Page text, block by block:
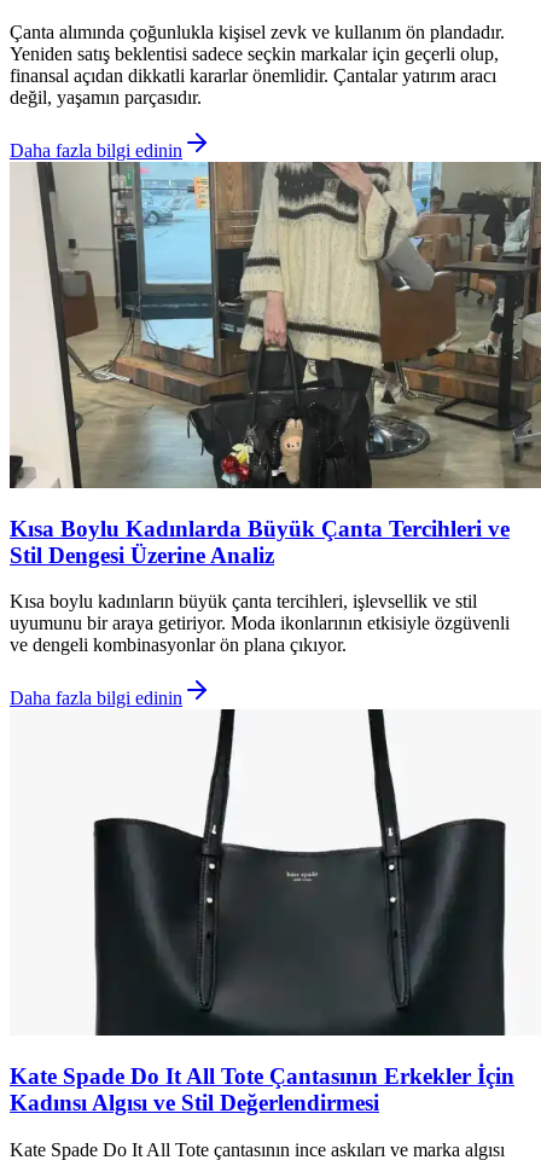
Çanta alımında çoğunlukla kişisel zevk ve kullanım ön plandadır.
Yeniden satış beklentisi sadece seçkin markalar için geçerli olup,
finansal açıdan dikkatli kararlar önemlidir. Çantalar yatırım aracı
değil, yaşamın parçasıdır.
Daha fazla bilgi edinin
Kısa Boylu Kadınlarda Büyük Çanta Tercihleri ve
Stil Dengesi Üzerine Analiz
Kısa boylu kadınların büyük çanta tercihleri, işlevsellik ve stil
uyumunu bir araya getiriyor. Moda ikonlarının etkisiyle özgüvenli
ve dengeli kombinasyonlar ön plana çıkıyor.
Daha fazla bilgi edinin
Kate Spade Do It All Tote Çantasının Erkekler İçin
Kadınsı Algısı ve Stil Değerlendirmesi
Kate Spade Do It All Tote çantasının ince askıları ve marka algısı